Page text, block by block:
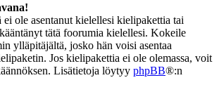
ole asentanut kielellesi kielipakettia tai
tätä foorumia kielellesi. Kokeile
ylläpitäjältä, josko hän voisi asentaa
Jos kielipakettia ei ole olemassa, voit
Lisätietoja löytyy phpBB®:n